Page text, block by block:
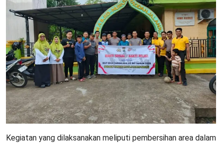
Kegiatan yang dilaksanakan meliputi pembersihan area dalam